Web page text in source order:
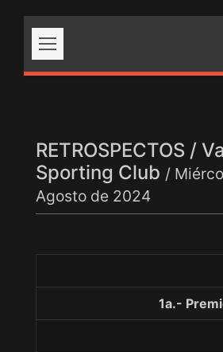
RETROSPECTOS /
Sporting Club /
Agosto de 2024
1a.-